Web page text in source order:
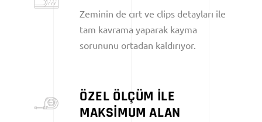
Zeminin de cırt ve clips detayları ile
tam kavrama yaparak kayma
sorununu ortadan kaldırıyor.
ÖZEL ÖLÇÜM İLE
MAKSİMUM ALAN